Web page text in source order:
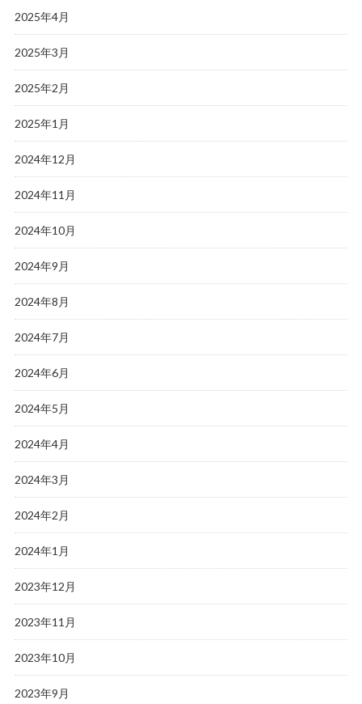
2025年4月
2025年3月
2025年2月
2025年1月
2024年12月
2024年11月
2024年10月
2024年9月
2024年8月
2024年7月
2024年6月
2024年5月
2024年4月
2024年3月
2024年2月
2024年1月
2023年12月
2023年11月
2023年10月
2023年9月